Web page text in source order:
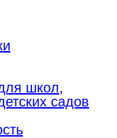
школ,
садов